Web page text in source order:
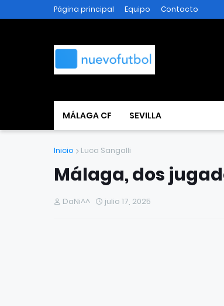
Página principal Equipo Contacto
MÁLAGA CF SEVILLA
Inicio Luca Sangalli
Málaga, dos
DaNi^^ julio 17, 2025